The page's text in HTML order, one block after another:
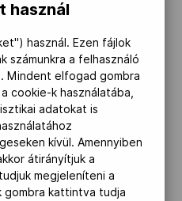
használ
használ. Ezen fájlok
számunkra a felhasználó
Mindent elfogad gombra
cookie-k használatába,
adatokat is
kívül. Amennyiben
átirányítjuk a
megjeleníteni a
gombra kattintva tudja